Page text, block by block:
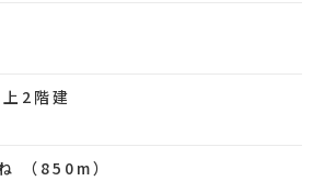
2階建
（850m）